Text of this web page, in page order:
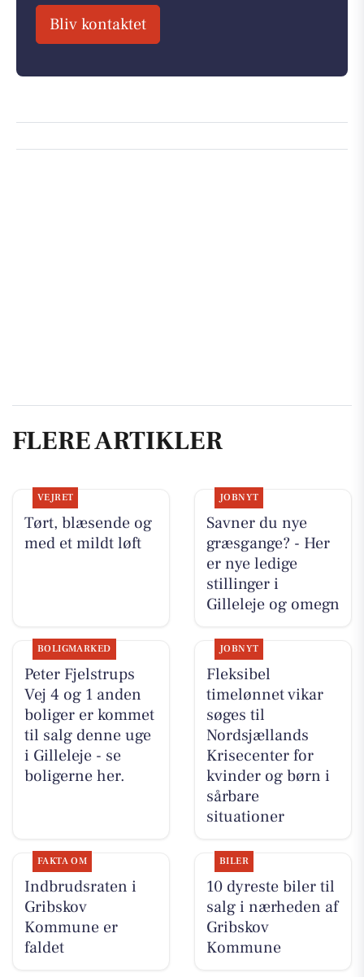
Bliv kontaktet
FLERE ARTIKLER
VEJRET
Tørt, blæsende og
med et mildt løft
JOBNYT
Savner du nye
græsgange? - Her
er nye ledige
stillinger i
Gilleleje og omegn
BOLIGMARKED
Peter Fjelstrups
Vej 4 og 1 anden
boliger er kommet
til salg denne uge
i Gilleleje - se
boligerne her.
JOBNYT
Fleksibel
timelønnet vikar
søges til
Nordsjællands
Krisecenter for
kvinder og børn i
sårbare
situationer
FAKTA OM
Indbrudsraten i
Gribskov
Kommune er
faldet
BILER
10 dyreste biler til
salg i nærheden af
Gribskov
Kommune